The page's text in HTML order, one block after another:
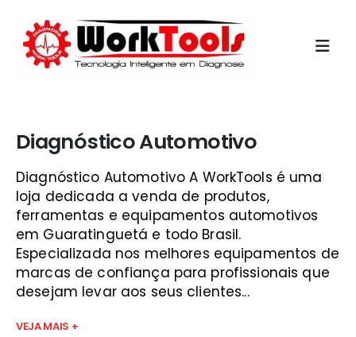
Diagnóstico Automotivo
Diagnóstico Automotivo A WorkTools é uma
loja dedicada a venda de produtos,
ferramentas e equipamentos automotivos
em Guaratinguetá e todo Brasil.
Especializada nos melhores equipamentos de
marcas de confiança para profissionais que
desejam levar aos seus clientes...
VEJA MAIS +